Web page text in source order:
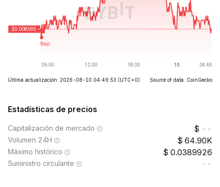
Última actualización: 2026-08-10 04:49:53 (UTC+0) Source of data: CoinGecko
Estadísticas de precios
Capitalización de mercado --
Volumen 24H 64.90K
Máximo histórico 0.0389926
Suministro circulante --